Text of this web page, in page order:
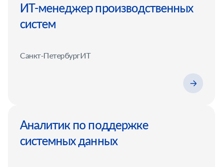
ИТ-менеджер производственных
систем
Санкт-ПетербургИТ
Аналитик по поддержке
системных данных